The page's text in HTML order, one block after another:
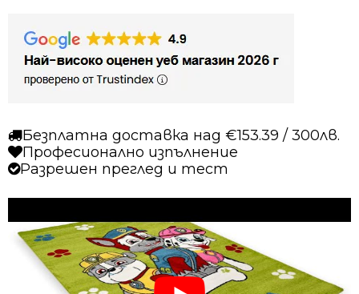
Безплатна доставка над €153.39 / 300лв.
Професионално изпълнение
Разрешен преглед и тест